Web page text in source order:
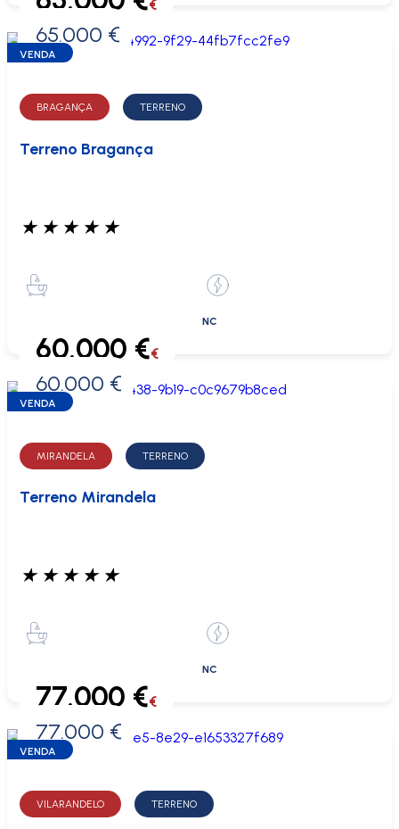
0 €
€
65.000 €
VENDA
BRAGANÇA TERRENO
Terreno Bragança
★ ★ ★ ★ ★
NC
0 €
60.000 €€
60.000 €
VENDA
MIRANDELA TERRENO
Terreno Mirandela
★ ★ ★ ★ ★
NC
0 €
77.000 €€
77.000 €
VENDA
VILARANDELO TERRENO